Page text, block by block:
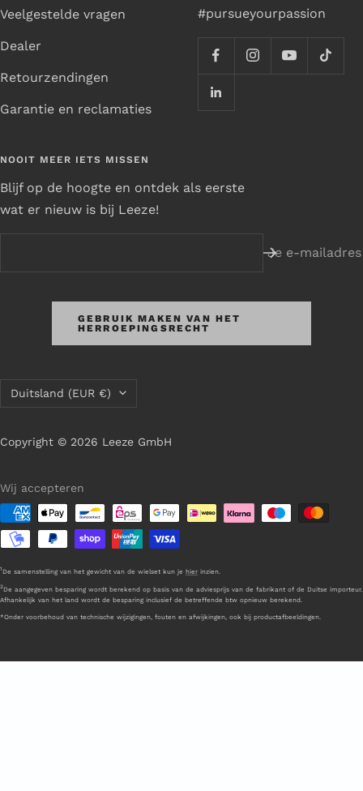
Veelgestelde vragen
Dealer
Retourzendingen
Garantie en reclamaties
#pursueyourpassion
NOOIT MEER IETS MISSEN
Blijf op de hoogte en ontdek als eerste
wat er nieuw is bij Leeze!
Je e-mailadres
GEBRUIK MAKEN VAN HET
HERROEPINGSRECHT
Land/regio Duitsland (EUR €)
Copyright © 2026 Leeze GmbH
Wij accepteren
1 De samenstelling van het gewicht van de wielset kun je hier inzien.
2De aangegeven besparing wordt berekend op basis van de adviesprijs van de fabrikant of de Duitse importeur.
Afhankelijk van het land wordt de besparing inclusief de betreffende btw opnieuw berekend.
*Onder voorbehoud van technische wijzigingen, fouten en afwijkingen, ook bij productafbeeldingen.